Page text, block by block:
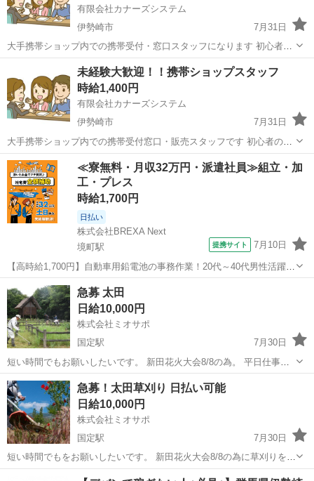
有限会社カナーズシステム
伊勢崎市
7月31日
大手携帯ショップ内での携帯受付・窓口スタッフになります 初心者の
方や未経験者の方にも簡単な研修がありますので安心です ９割以上の
方が未経験スタートですので安心です 〇スマホ受付窓口 〇操作方法の
案内・説明 〇各...
伊勢崎市 携帯ショップ スタッフ
未経験大歓迎！！携帯ショップスタッフ
時給1,400円
有限会社カナーズシステム
伊勢崎市
7月31日
大手携帯ショップ内での携帯受付窓口・販売スタッフです 初心者の方
や未経験者の方にも簡単な研修がありますので安心です ９割以上の方
が未経験スタートですので安心です 〇スマホ受付窓口 〇操作方法の案
内・説明 〇各種...
群馬 伊勢崎市 携帯ショップ スタッフ
≪寮無料・月収32万円・派遣社員≫組立・加
工・プレス
時給1,700円
日払い
株式会社BREXA Next
境町駅
提携サイト 7月10日
【高時給1,700円】自動車用鉛電池の事務作業！20代～40代男性活躍中
★嬉しい土日祝休み！マイカー通勤OK＆無料駐車場あり★赴任旅費会
社負担◎日払い可★社員食堂利用可！作業着無償貸与★《群馬県伊勢
崎市》 人気の工場のお仕...
伊勢崎市 境町駅
急募 太田
日給10,000円
株式会社ミオサポ
国定駅
7月30日
短い時間でもお願いしたいです。 新田花火大会8/8の為。 平日仕事帰
りの 15時〜4時間 16時〜3時間 17時〜2時間 18時〜1時間 最低1時間か
ら草刈り作業していただける方を募集しています。 日本人の方（1250
円...
群馬 伊勢崎市 国定駅 その他 手数料
急募！太田草刈り 日払い可能
日給10,000円
株式会社ミオサポ
国定駅
7月30日
短い時間でもをお願いしたいです。 新田花火大会8/8の為に草刈りをし
ています。 平日仕事帰りの 15時〜4時間 16時〜3時間 17時〜2時間 18伊勢崎市 その他 手数料